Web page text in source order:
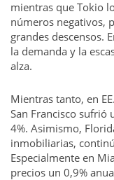
mientras que Tokio
números negativos,
grandes descensos.
la demanda y la
alza.
Mientras tanto, en
San Francisco sufrió
4%. Asimismo,
inmobiliarias,
Especialmente en
precios un 0,9%